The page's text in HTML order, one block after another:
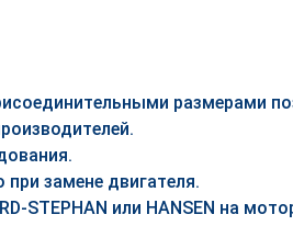
размерами
замене двигателя.
STEPHAN или HANSEN на